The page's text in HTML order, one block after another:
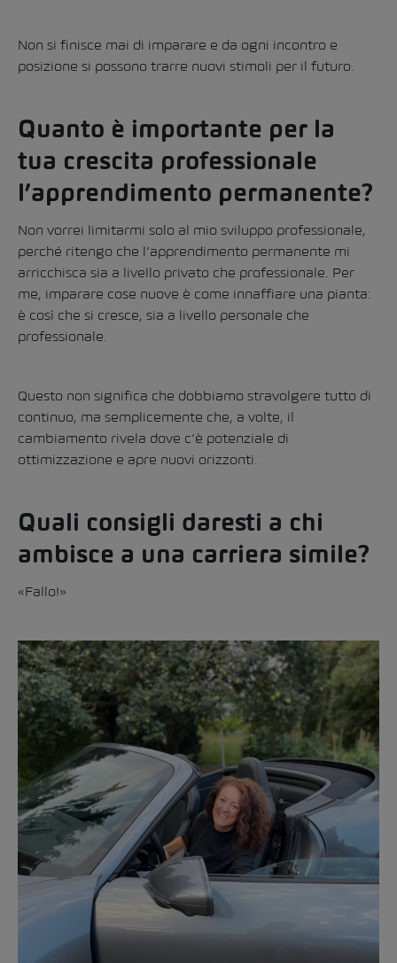
Non si finisce mai di imparare e da ogni incontro e
posizione si possono trarre nuovi stimoli per il futuro.
Quanto è importante per la
tua crescita professionale
l’apprendimento permanente?
Non vorrei limitarmi solo al mio sviluppo professionale,
perché ritengo che l’apprendimento permanente mi
arricchisca sia a livello privato che professionale. Per
me, imparare cose nuove è come innaffiare una pianta:
è così che si cresce, sia a livello personale che
professionale.
Questo non significa che dobbiamo stravolgere tutto di
continuo, ma semplicemente che, a volte, il
cambiamento rivela dove c’è potenziale di
ottimizzazione e apre nuovi orizzonti.
Quali consigli daresti a chi
ambisce a una carriera simile?
«Fallo!»